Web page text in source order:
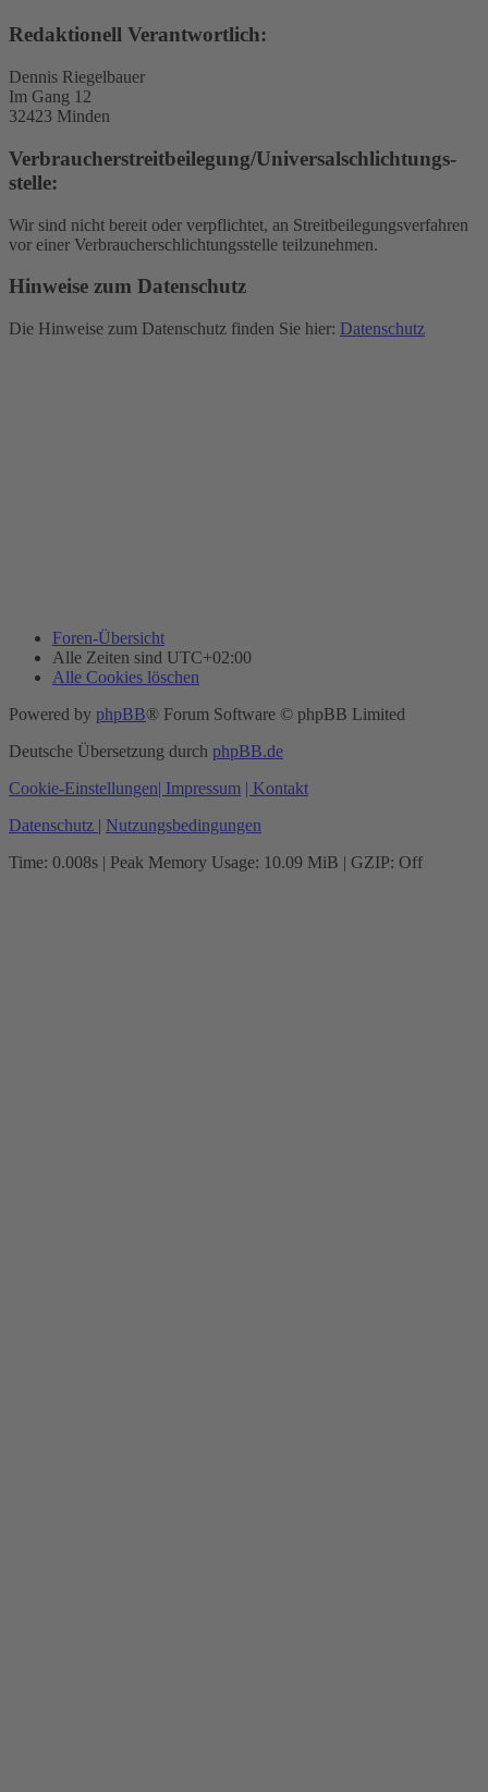
Redaktionell Verantwortlich:
Dennis Riegelbauer
Im Gang 12
32423 Minden
Verbraucher­streit­beilegung/Universal­schlichtungs­
stelle:
Wir sind nicht bereit oder verpflichtet, an Streitbeilegungsverfahren
vor einer Verbraucherschlichtungsstelle teilzunehmen.
Hinweise zum Datenschutz
Die Hinweise zum Datenschutz finden Sie hier: Datenschutz
Foren-Übersicht
Alle Zeiten sind UTC+02:00
Alle Cookies löschen
Powered by phpBB® Forum Software © phpBB Limited
Deutsche Übersetzung durch phpBB.de
Cookie-Einstellungen| Impressum | Kontakt
Datenschutz | Nutzungsbedingungen
Time: 0.008s | Peak Memory Usage: 10.09 MiB | GZIP: Off